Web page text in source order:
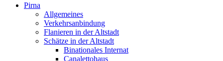
Pirna
Allgemeines
Verkehrsanbindung
Flanieren in der Altstadt
Schätze in der Altstadt
Binationales Internat
Canalettohaus